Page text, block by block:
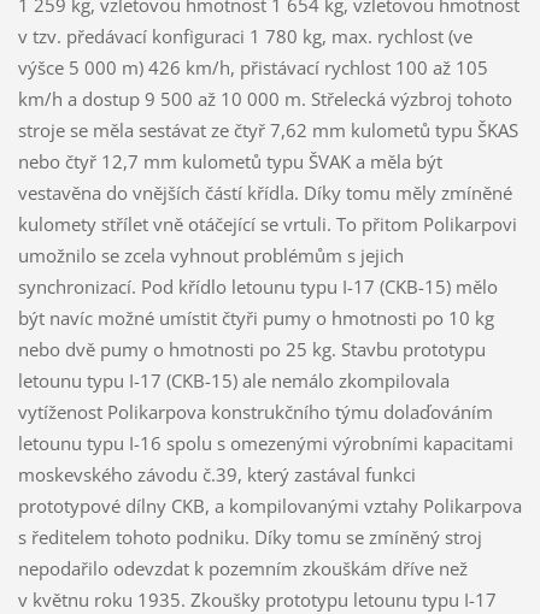
1 259 kg, vzletovou hmotnost 1 654 kg, vzletovou hmotnost
v tzv. předávací konfiguraci 1 780 kg, max. rychlost (ve
výšce 5 000 m) 426 km/h, přistávací rychlost 100 až 105
km/h a dostup 9 500 až 10 000 m. Střelecká výzbroj tohoto
stroje se měla sestávat ze čtyř 7,62 mm kulometů typu ŠKAS
nebo čtyř 12,7 mm kulometů typu ŠVAK a měla být
vestavěna do vnějších částí křídla. Díky tomu měly zmíněné
kulomety střílet vně otáčející se vrtuli. To přitom Polikarpovi
umožnilo se zcela vyhnout problémům s jejich
synchronizací. Pod křídlo letounu typu I-17 (CKB-15) mělo
být navíc možné umístit čtyři pumy o hmotnosti po 10 kg
nebo dvě pumy o hmotnosti po 25 kg. Stavbu prototypu
letounu typu I-17 (CKB-15) ale nemálo zkompilovala
vytíženost Polikarpova konstrukčního týmu dolaďováním
letounu typu I-16 spolu s omezenými výrobními kapacitami
moskevského závodu č.39, který zastával funkci
prototypové dílny CKB, a kompilovanými vztahy Polikarpova
s ředitelem tohoto podniku. Díky tomu se zmíněný stroj
nepodařilo odevzdat k pozemním zkouškám dříve než
v květnu roku 1935. Zkoušky prototypu letounu typu I-17